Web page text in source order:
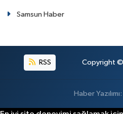
Samsun Haber
RSS Copyright ©
Haber Yazılımı: